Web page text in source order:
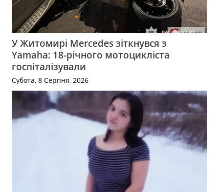
У Житомирі Mercedes зіткнувся з
Yamaha: 18-річного мотоцикліста
госпіталізували
Субота, 8 Серпня, 2026